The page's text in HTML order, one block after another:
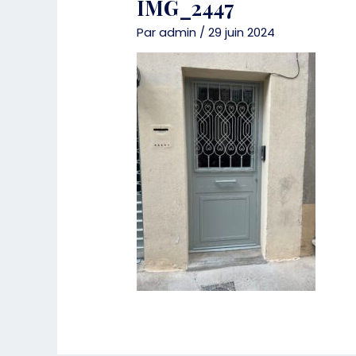
IMG_2447
Paradmin /29 juin 2024